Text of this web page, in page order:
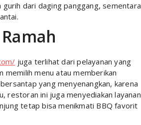
dari daging panggang, sementara
juga terlihat dari pelayanan yang
memilih menu atau memberikan
yang menyenangkan, karena
restoran ini juga menyediakan layanan
tetap bisa menikmati BBQ favorit